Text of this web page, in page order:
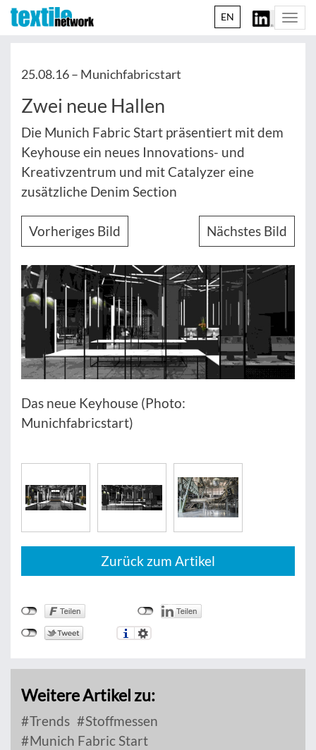
EN
25.08.16 – Munichfabricstart
Zwei neue Hallen
Die Munich Fabric Start präsentiert mit dem
Keyhouse ein neues Innovations- und
Kreativzentrum und mit Catalyzer eine
zusätzliche Denim Section
Vorheriges Bild Nächstes Bild
Das neue Keyhouse (Photo:
Munichfabricstart)
Zurück zum Artikel
Weitere Artikel zu:
Trends
Stoffmessen
Munich Fabric Start